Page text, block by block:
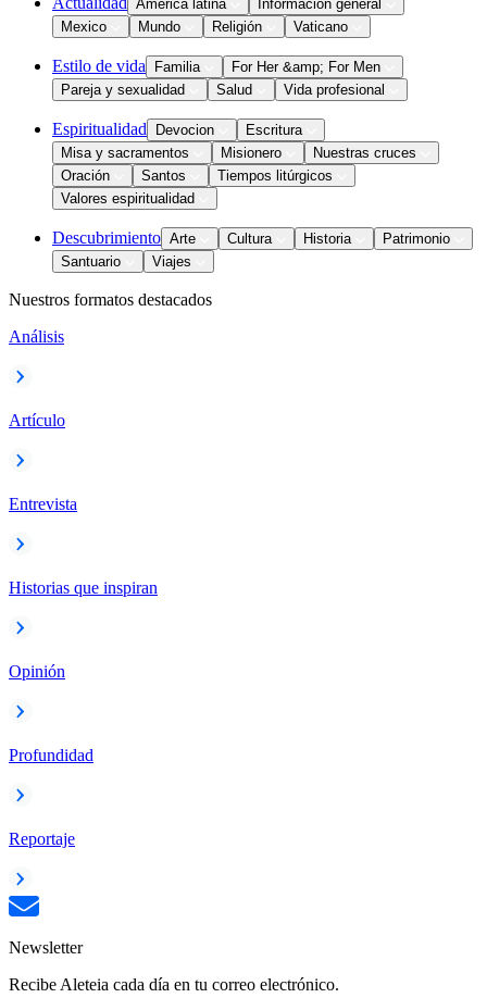
America latina
Información general
Mexico
Mundo Religión Vaticano
Estilo de vida Familia
For Her &amp; For Men
Pareja y sexualidad
Salud Vida profesional
Espiritualidad Devocion
Escritura
Misa y sacramentos
Misionero
Nuestras cruces
Oración
Santos
Tiempos litúrgicos
Valores espiritualidad
Descubrimiento Arte Cultura Historia
Patrimonio
Santuario
Viajes
Nuestros formatos destacados
Análisis
Artículo
Entrevista
Historias que inspiran
Opinión
Profundidad
Reportaje
Newsletter
Recibe Aleteia cada día en tu correo electrónico.